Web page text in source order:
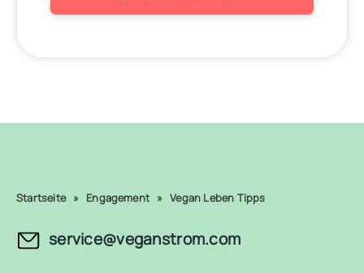
Startseite » Engagement » Vegan Leben Tipps
service@veganstrom.com